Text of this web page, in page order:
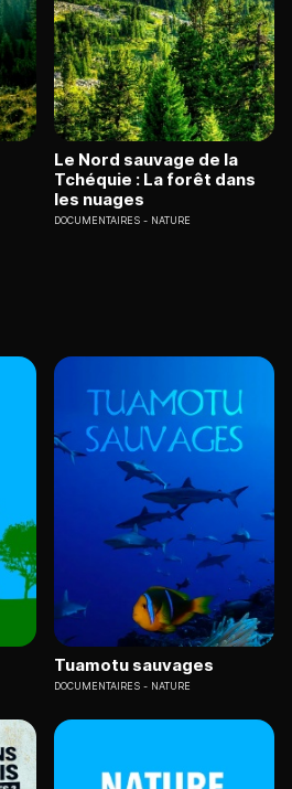
Le Nord sauvage de la
Tchéquie : La forêt dans
les nuages
DOCUMENTAIRES NATURE
Tuamotu sauvages
DOCUMENTAIRES NATURE